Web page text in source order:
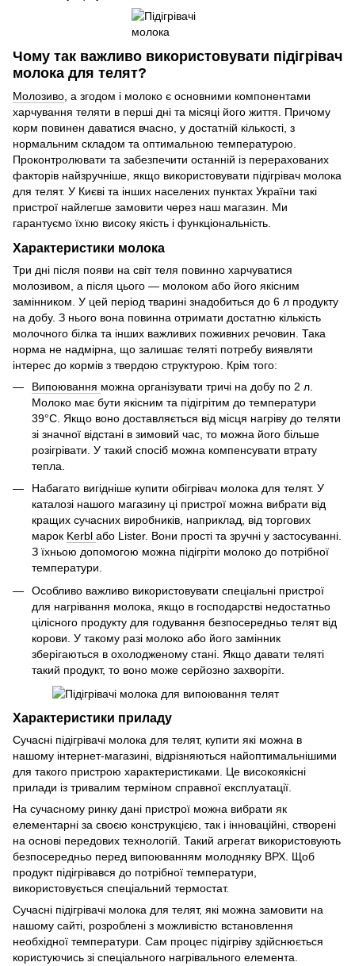
Чому так важливо використовувати підігрівач
молока для телят?
Молозиво, а згодом і молоко є основними компонентами
харчування теляти в перші дні та місяці його життя. Причому
корм повинен даватися вчасно, у достатній кількості, з
нормальним складом та оптимальною температурою.
Проконтролювати та забезпечити останній із перерахованих
факторів найзручніше, якщо використовувати підігрівач молока
для телят. У Києві та інших населених пунктах України такі
пристрої найлегше замовити через наш магазин. Ми
гарантуємо їхню високу якість і функціональність.
Характеристики молока
Три дні після появи на світ теля повинно харчуватися
молозивом, а після цього — молоком або його якісним
замінником. У цей період тварині знадобиться до 6 л продукту
на добу. З нього вона повинна отримати достатню кількість
молочного білка та інших важливих поживних речовин. Така
норма не надмірна, що залишає теляті потребу виявляти
інтерес до кормів з твердою структурою. Крім того:
Випоювання можна організувати тричі на добу по 2 л.
Молоко має бути якісним та підігрітим до температури
39°C. Якщо воно доставляється від місця нагріву до теляти
зі значної відстані в зимовий час, то можна його більше
розігрівати. У такий спосіб можна компенсувати втрату
тепла.
Набагато вигідніше купити обігрівач молока для телят. У
каталозі нашого магазину ці пристрої можна вибрати від
кращих сучасних виробників, наприклад, від торгових
марок Kerbl або Lister. Вони прості та зручні у застосуванні.
З їхньою допомогою можна підігріти молоко до потрібної
температури.
Особливо важливо використовувати спеціальні пристрої
для нагрівання молока, якщо в господарстві недостатньо
цілісного продукту для годування безпосередньо телят від
корови. У такому разі молоко або його замінник
зберігаються в охолодженому стані. Якщо давати теляті
такий продукт, то воно може серйозно захворіти.
Характеристики приладу
Сучасні підігрівачі молока для телят, купити які можна в
нашому інтернет-магазині, відрізняються найоптимальнішими
для такого пристрою характеристиками. Це високоякісні
прилади із тривалим терміном справної експлуатації.
На сучасному ринку дані пристрої можна вибрати як
елементарні за своєю конструкцією, так і інноваційні, створені
на основі передових технологій. Такий агрегат використовують
безпосередньо перед випоюванням молодняку ВРХ. Щоб
продукт підігрівався до потрібної температури,
використовується спеціальний термостат.
Сучасні підігрівачі молока для телят, які можна замовити на
нашому сайті, розроблені з можливістю встановлення
необхідної температури. Сам процес підігріву здійснюється
користуючись зі спеціального нагрівального елемента.